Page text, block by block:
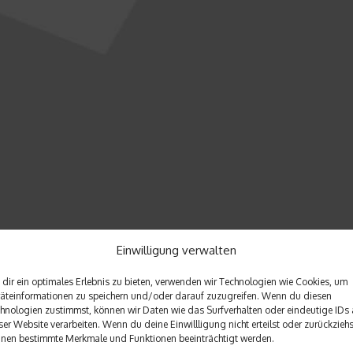
Einwilligung verwalten
dir ein optimales Erlebnis zu bieten, verwenden wir Technologien wie Cookies, um
zu speichern und/oder darauf zuzugreifen. Wenn du diesen
zustimmst, können wir Daten wie das Surfverhalten oder eindeutige IDs
Website verarbeiten. Wenn du deine Einwillligung nicht erteilst oder
bestimmte Merkmale und Funktionen beeinträchtigt werden.
Handballhintergründe aus der stärksten Liga der Welt.